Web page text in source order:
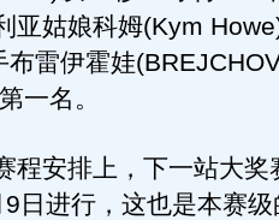
亚姑娘科姆(Kym
雷伊霍娃
一名。
安排上，下一站大奖
日进行，这也是本赛